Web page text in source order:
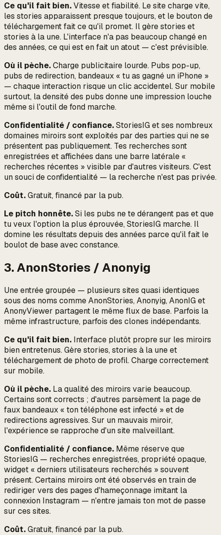
Ce qu'il fait bien.Vitesse et fiabilité. Le site charge vite,
les stories apparaissent presque toujours, et le bouton de
téléchargement fait ce qu'il promet. Il gère stories et
stories à la une. L'interface n'a pas beaucoup changé en
des années, ce qui est en fait un atout — c'est prévisible.
Où il pèche.Charge publicitaire lourde. Pubs pop-up,
pubs de redirection, bandeaux « tu as gagné un iPhone »
— chaque interaction risque un clic accidentel. Sur mobile
surtout, la densité des pubs donne une impression louche
même si l'outil de fond marche.
Confidentialité / confiance.StoriesIG et ses nombreux
domaines miroirs sont exploités par des parties qui ne se
présentent pas publiquement. Tes recherches sont
enregistrées et affichées dans une barre latérale «
recherches récentes » visible par d'autres visiteurs. C'est
un souci de confidentialité — la recherche n'est pas privée.
Coût.Gratuit, financé par la pub.
Le pitch honnête.Si les pubs ne te dérangent pas et que
tu veux l'option la plus éprouvée, StoriesIG marche. Il
domine les résultats depuis des années parce qu'il fait le
boulot de base avec constance.
3. AnonStories / Anonyig
Une entrée groupée — plusieurs sites quasi identiques
sous des noms comme AnonStories, Anonyig, AnonIG et
AnonyViewer partagent le même flux de base. Parfois la
même infrastructure, parfois des clones indépendants.
Ce qu'il fait bien. Interface plutôt propre sur les miroirs
bien entretenus. Gère stories, stories à la une et
téléchargement de photo de profil. Charge correctement
sur mobile.
Où il pèche. La qualité des miroirs varie beaucoup.
Certains sont corrects ; d'autres parsèment la page de
faux bandeaux « ton téléphone est infecté » et de
redirections agressives. Sur un mauvais miroir,
l'expérience se rapproche d'un site malveillant.
Confidentialité / confiance. Même réserve que
StoriesIG — recherches enregistrées, propriété opaque,
widget « derniers utilisateurs recherchés » souvent
présent. Certains miroirs ont été observés en train de
rediriger vers des pages d'hameçonnage imitant la
connexion Instagram — n'entre jamais ton mot de passe
sur ces sites.
Coût.Gratuit, financé par la pub.